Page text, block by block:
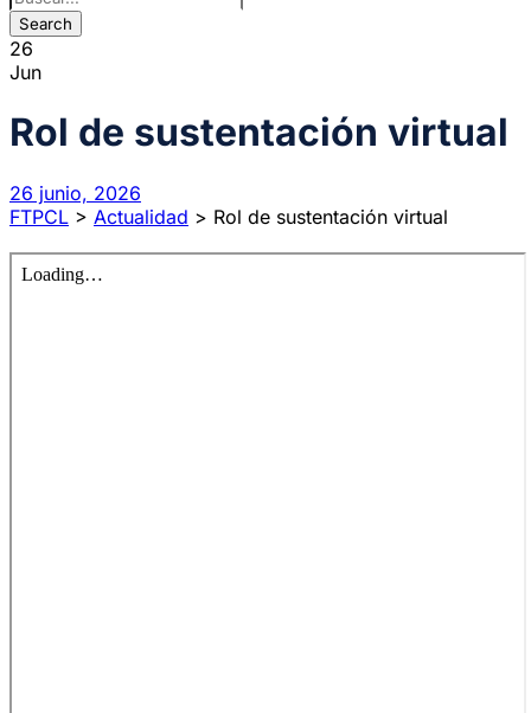
26
Jun
Rol de sustentación virtual
26 junio, 2026
FTPCL > Actualidad > Rol de sustentación virtual